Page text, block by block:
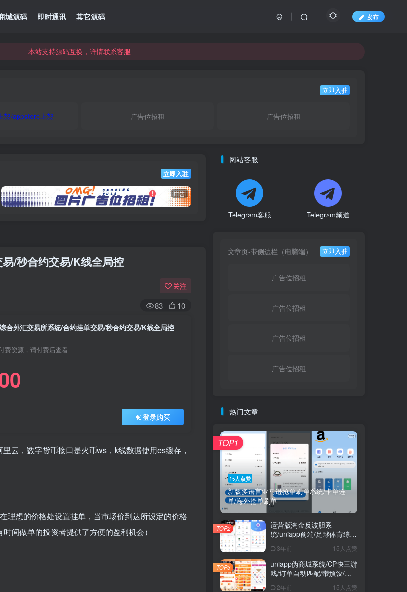
城源码 即时通讯 其它源码 发布
本站支持源码互换，详情联系客服
本站支持源码互换，详情联系客服
立即入驻
架/appstore上架 广告位招租 广告位招租
立即入驻
广告
/秒合约交易/K线全局控
关注
83 10
合外汇交易所系统/合约挂单交易/秒合约交易/K线全局控
费资源，请付费后查看
登录购买
云，数字货币接口是火币ws，k线数据使用es缓存，
理想的价格处设置挂单，当市场价到达所设定的价格
间做单的投资者提供了方便的盈利机会）
网站客服
Telegram客服 Telegram频道
文章页-带侧边栏（电脑端） 立即入驻
广告位招租
广告位招租
广告位招租
广告位招租
热门文章
15人点赞
新版多语言亚马逊抢单刷单系统/卡单连
单/海外抢单刷单
TOP1
运营版淘金反波胆系
统/uniapp前端/足球体育综合
娱乐系统/全自动采集
3年前 15人点赞
TOP2
uniapp伪商城系统/CP快三游
戏/订单自动匹配/带预设/代
理后台
2年前 15人点赞
TOP3